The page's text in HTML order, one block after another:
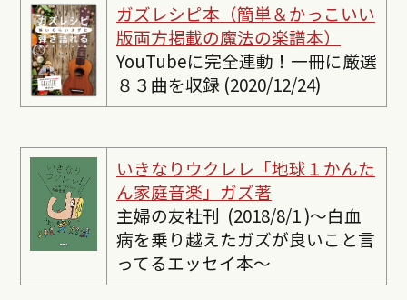
ガズレシピ本（簡単＆かっこいい
版両方掲載の魔法の楽譜本）
YouTubeに完全連動！一冊に厳選
８３曲を収録 (2020/12/24)
いきなりウクレレ「地球１かんた
ん家庭音楽」ガズ著
主婦の友社刊 (2018/8/1 )〜白血
病を乗り越えたガズが良いこと言
ってるエッセイ本〜